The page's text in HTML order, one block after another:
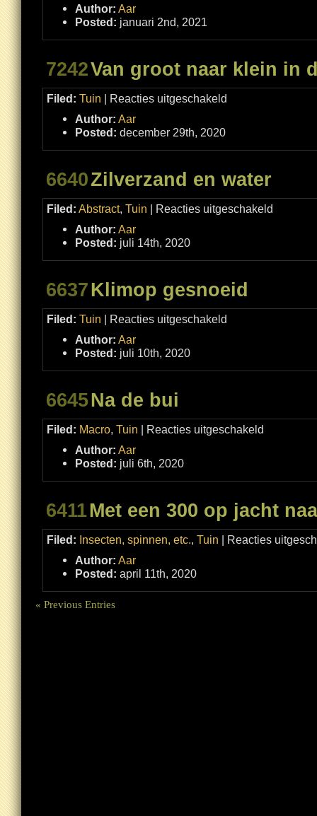
Author: Aar
Posted: januari 2nd, 2021
7242Van groot naar klein in
Filed: Tuin | Reacties uitgeschakeld
tuin
Author: Aar
Posted: december 29th, 2020
6640Zilverzand en water
Filed: Abstract, Tuin | Reacties uitgeschakeld
Author: Aar
Posted: juli 14th, 2020
6637Klimop gesnoeid
Filed: Tuin | Reacties uitgeschakeld
Author: Aar
Posted: juli 10th, 2020
6645Na de bui
Filed: Macro, Tuin | Reacties uitgeschakeld
Author: Aar
Posted: juli 6th, 2020
6411Met een 300 op jacht
Filed: Insecten, spinnen, etc., Tuin | Reacties
Author: Aar
Posted: april 11th, 2020
« Previous Entries